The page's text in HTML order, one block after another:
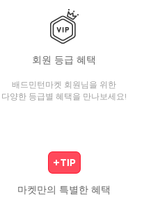
회원 등급 혜택
배드민턴마켓 회원님을 위한
다양한 등급별 혜택을 만나보세요!
마켓만의 특별한 혜택